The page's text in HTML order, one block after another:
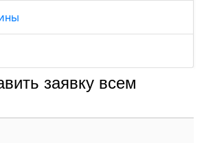
заявку всем